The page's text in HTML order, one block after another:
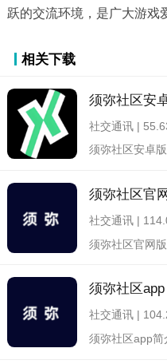
跃的交流环境，是广大游戏
相关下载
须弥社区安
社交通讯 |
须弥社区官
社交通讯 |
须弥社区app
社交通讯 |